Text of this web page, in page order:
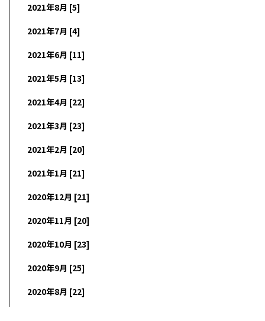
2021年8月 [5]
2021年7月 [4]
2021年6月 [11]
2021年5月 [13]
2021年4月 [22]
2021年3月 [23]
2021年2月 [20]
2021年1月 [21]
2020年12月 [21]
2020年11月 [20]
2020年10月 [23]
2020年9月 [25]
2020年8月 [22]